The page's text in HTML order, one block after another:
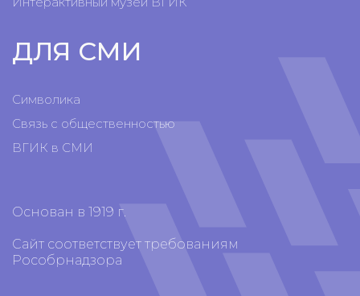
ДЛЯ СМИ
Символика
Связь с общественностью
ВГИК в СМИ
Основан в 1919 г.
Сайт соответствует требованиям
Рособрнадзора